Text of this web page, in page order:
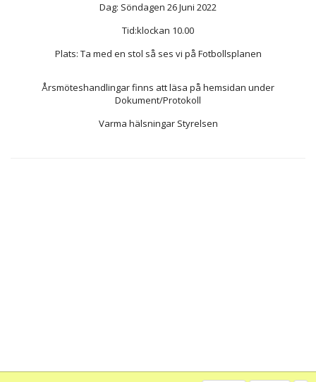
Dag: Söndagen 26 Juni 2022
Tid:klockan 10.00
Plats: Ta med en stol så ses vi på Fotbollsplanen
Årsmöteshandlingar finns att läsa på hemsidan under
Dokument/Protokoll
Varma hälsningar Styrelsen